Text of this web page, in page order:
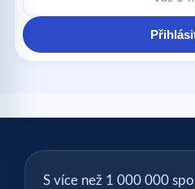
S více než 1 000 000